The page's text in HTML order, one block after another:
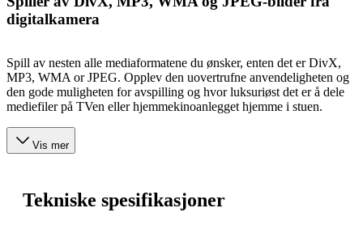
digitalkamera
Spill av nesten alle mediaformatene du ønsker, enten det er DivX,
MP3, WMA or JPEG. Opplev den uovertrufne anvendeligheten og
den gode muligheten for avspilling og hvor luksuriøst det er å dele
mediefiler på TVen eller hjemmekinoanlegget hjemme i stuen.
Vis mer
Tekniske spesifikasjoner